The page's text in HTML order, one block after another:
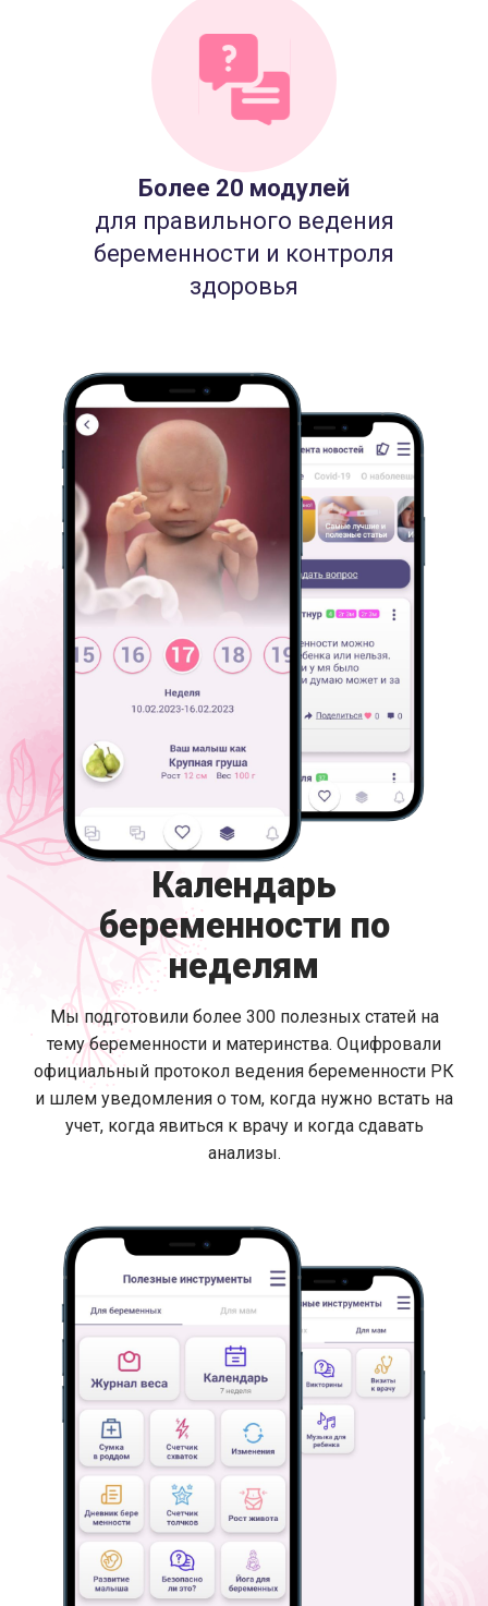
Более 20 модулей
для правильного ведения
беременности и контроля
здоровья
Календарь
беременности по
неделям
Мы подготовили более 300 полезных статей на
тему беременности и материнства. Оцифровали
официальный протокол ведения беременности РК
и шлем уведомления о том, когда нужно встать на
учет, когда явиться к врачу и когда сдавать
анализы.